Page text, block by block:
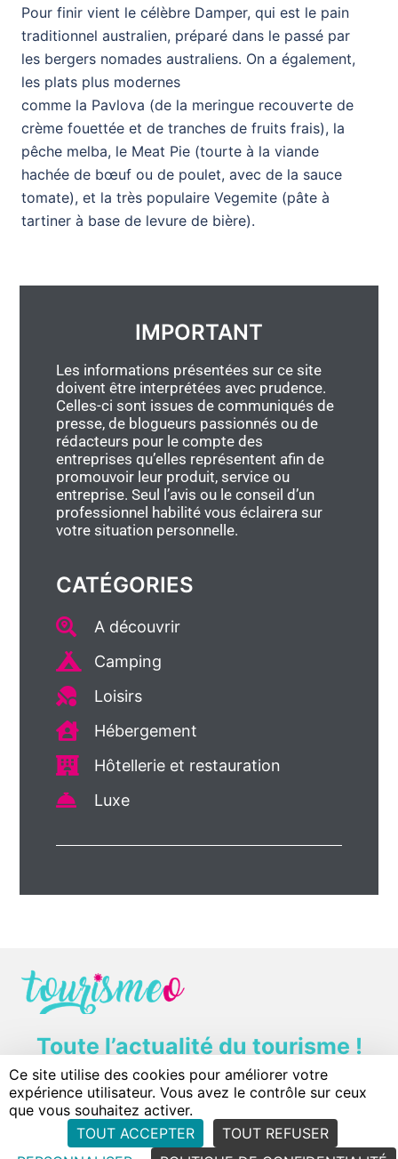
Pour finir vient le célèbre Damper, qui est le pain
traditionnel australien, préparé dans le passé par
les bergers nomades australiens. On a également,
les plats plus modernes
comme la Pavlova (de la meringue recouverte de
crème fouettée et de tranches de fruits frais), la
pêche melba, le Meat Pie (tourte à la viande
hachée de bœuf ou de poulet, avec de la sauce
tomate), et la très populaire Vegemite (pâte à
tartiner à base de levure de bière).
IMPORTANT
Les informations présentées sur ce site
doivent être interprétées avec prudence.
Celles-ci sont issues de communiqués de
presse, de blogueurs passionnés ou de
rédacteurs pour le compte des
entreprises qu’elles représentent afin de
promouvoir leur produit, service ou
entreprise. Seul l’avis ou le conseil d’un
professionnel habilité vous éclairera sur
votre situation personnelle.
CATÉGORIES
A découvrir
Camping
Loisirs
Hébergement
Hôtellerie et restauration
Luxe
Toute l’actualité du tourisme !
ContactPlan du site Mentions légales
Politique de confidentialité
Ce site utilise des cookies pour améliorer votre
expérience utilisateur. Vous avez le contrôle sur ceux
que vous souhaitez activer.
TOUT ACCEPTER
TOUT REFUSER